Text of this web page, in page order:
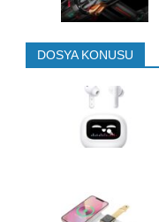
DOSYA KONUSU